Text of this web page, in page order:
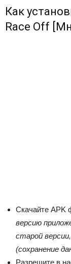
Как
Race Off
Скачайте APK
версию
старой
(сохранение
Разрешите в